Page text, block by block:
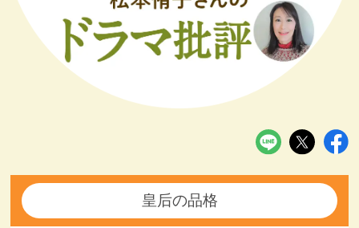
皇后の品格